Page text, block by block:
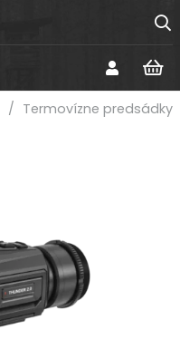
/ Termovízne predsádky